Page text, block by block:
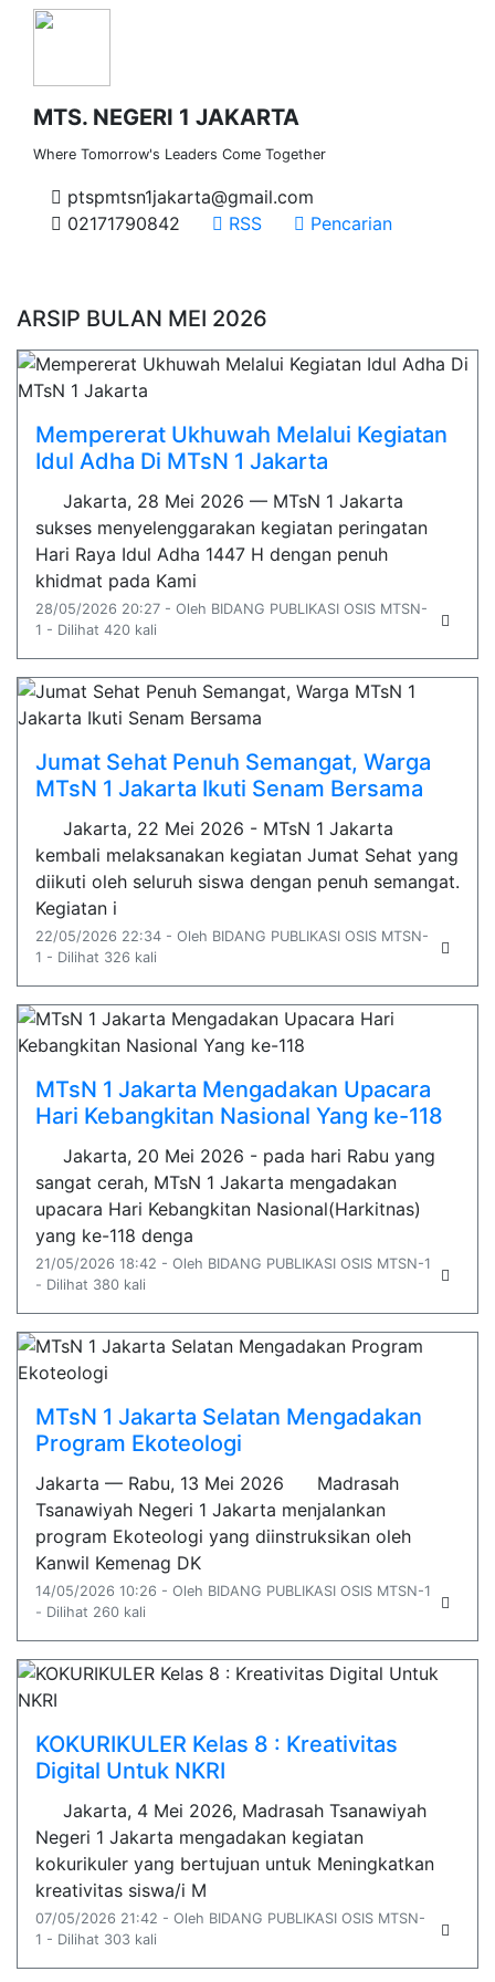
MTS. NEGERI 1 JAKARTA
Where Tomorrow's Leaders Come Together
ptspmtsn1jakarta@gmail.com
02171790842
RSS Pencarian
ARSIP BULAN MEI 2026
Mempererat Ukhuwah Melalui Kegiatan
Idul Adha Di MTsN 1 Jakarta
Jakarta, 28 Mei 2026 — MTsN 1 Jakarta
sukses menyelenggarakan kegiatan peringatan
Hari Raya Idul Adha 1447 H dengan penuh
khidmat pada Kami
28/05/2026 20:27 - Oleh BIDANG PUBLIKASI OSIS MTSN-
1 - Dilihat 420 kali
Jumat Sehat Penuh Semangat, Warga
MTsN 1 Jakarta Ikuti Senam Bersama
Jakarta, 22 Mei 2026 - MTsN 1 Jakarta
kembali melaksanakan kegiatan Jumat Sehat yang
diikuti oleh seluruh siswa dengan penuh semangat.
Kegiatan i
22/05/2026 22:34 - Oleh BIDANG PUBLIKASI OSIS MTSN-
1 - Dilihat 326 kali
MTsN 1 Jakarta Mengadakan Upacara
Hari Kebangkitan Nasional Yang ke-118
Jakarta, 20 Mei 2026 - pada hari Rabu yang
sangat cerah, MTsN 1 Jakarta mengadakan
upacara Hari Kebangkitan Nasional(Harkitnas)
yang ke-118 denga
21/05/2026 18:42 - Oleh BIDANG PUBLIKASI OSIS MTSN-1
- Dilihat 380 kali
MTsN 1 Jakarta Selatan Mengadakan
Program Ekoteologi
Jakarta — Rabu, 13 Mei 2026 Madrasah
Tsanawiyah Negeri 1 Jakarta menjalankan
program Ekoteologi yang diinstruksikan oleh
Kanwil Kemenag DK
14/05/2026 10:26 - Oleh BIDANG PUBLIKASI OSIS MTSN-1
- Dilihat 260 kali
KOKURIKULER Kelas 8 : Kreativitas
Digital Untuk NKRI
Jakarta, 4 Mei 2026, Madrasah Tsanawiyah
Negeri 1 Jakarta mengadakan kegiatan
kokurikuler yang bertujuan untuk Meningkatkan
kreativitas siswa/i M
07/05/2026 21:42 - Oleh BIDANG PUBLIKASI OSIS MTSN-
1 - Dilihat 303 kali